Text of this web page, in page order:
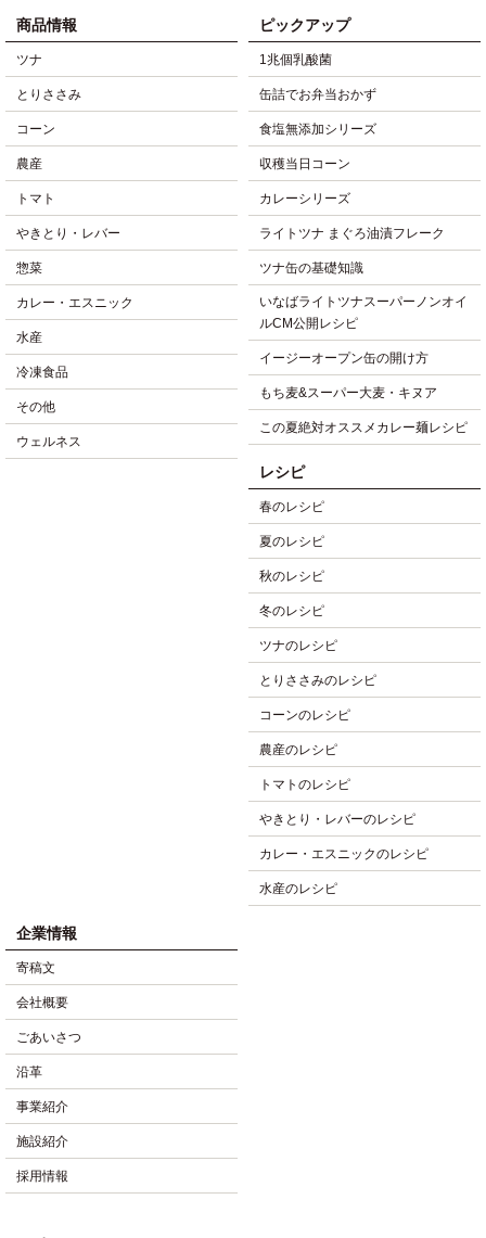
商品情報
ツナ
とりささみ
コーン
農産
トマト
やきとり・レバー
惣菜
カレー・エスニック
水産
冷凍食品
その他
ウェルネス
ピックアップ
1兆個乳酸菌
缶詰でお弁当おかず
食塩無添加シリーズ
収穫当日コーン
カレーシリーズ
ライトツナ まぐろ油漬フレーク
ツナ缶の基礎知識
いなばライトツナスーパーノンオイ
ルCM公開レシピ
イージーオープン缶の開け方
もち麦&スーパー大麦・キヌア
この夏絶対オススメカレー麺レシピ
レシピ
春のレシピ
夏のレシピ
秋のレシピ
冬のレシピ
ツナのレシピ
とりささみのレシピ
コーンのレシピ
農産のレシピ
トマトのレシピ
やきとり・レバーのレシピ
カレー・エスニックのレシピ
水産のレシピ
企業情報
寄稿文
会社概要
ごあいさつ
沿革
事業紹介
施設紹介
採用情報